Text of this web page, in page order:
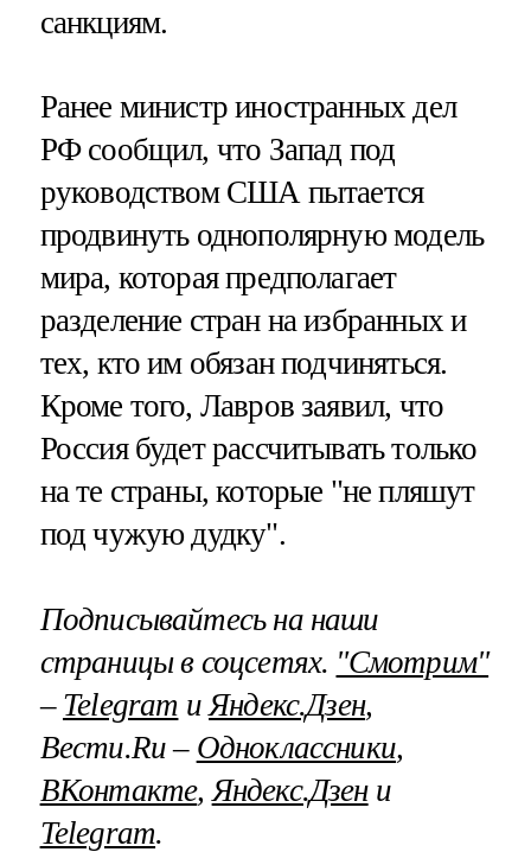
санкциям.
Ранее министр иностранных дел
РФ сообщил, что Запад под
руководством США пытается
продвинуть однополярную модель
мира, которая предполагает
разделение стран на избранных и
тех, кто им обязан подчиняться.
Кроме того, Лавров заявил, что
Россия будет рассчитывать только
на те страны, которые "не пляшут
под чужую дудку".
Подписывайтесь на наши
страницы в соцсетях. "Смотрим"
– Telegram и Яндекс.Дзен,
Вести.Ru – Одноклассники,
ВКонтакте, Яндекс.Дзени
Telegram.